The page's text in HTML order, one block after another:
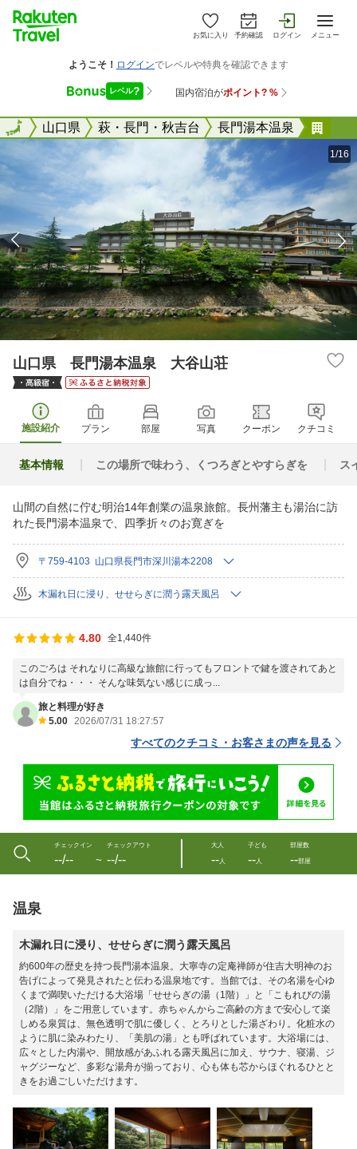
お気に入り 予約確認 ログイン メニュー
全国山口県 萩・長門・秋吉台 長門湯本温泉
全国
1/16
山口県 長門湯本温泉 大谷山荘
施設紹介 プラン 部屋 写真 クーポン クチコミ
基本情報 この場所で味わう、くつろぎとやすらぎを ス
山間の自然に佇む明治14年創業の温泉旅館。長州藩主も湯治に訪
れた長門湯本温泉で、四季折々のお寛ぎを
〒759-4103 山口県長門市深川湯本2208
木漏れ日に浸り、せせらぎに潤う露天風呂
4.80 全1,440件
このごろは それなりに高級な旅館に行ってもフロントで鍵を渡されてあと
は自分でね・・・ そんな味気ない感じに成っ...
旅と料理が好き
5.00 2026/07/31 18:27:57
すべてのクチコミ・お客さまの声を見る
チェックイン
--/-- 〜
チェックアウト
--/--
大人
--人
子ども
--人
部屋数
--部屋
温泉
木漏れ日に浸り、せせらぎに潤う露天風呂
約600年の歴史を持つ長門湯本温泉。大寧寺の定庵禅師が住吉大明神のお
告げによって発見されたと伝わる温泉地です。当館では、その名湯を心ゆ
くまで満喫いただける大浴場「せせらぎの湯（1階）」と「こもれびの湯
（2階）」をご用意しています。赤ちゃんからご高齢の方まで安心して楽
しめる泉質は、無色透明で肌に優しく、とろりとした湯ざわり。化粧水の
ように肌に染みわたり、「美肌の湯」とも呼ばれています。大浴場には、
広々とした内湯や、開放感があふれる露天風呂に加え、サウナ、寝湯、ジ
ャグジーなど、多彩な湯舟が揃っており、心も体も芯からほぐれるひとと
きをお過ごしいただけます。